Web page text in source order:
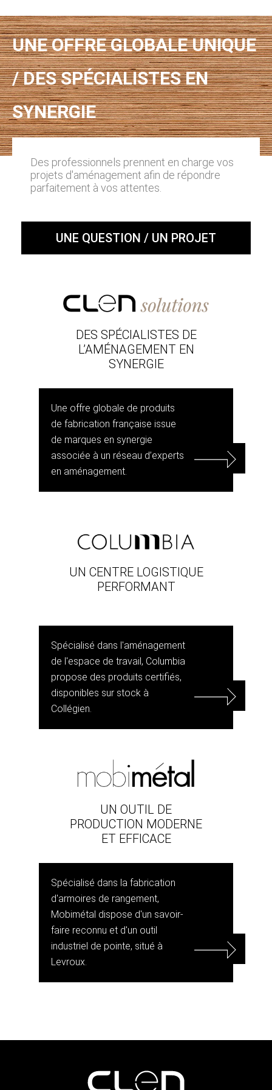
UNE OFFRE GLOBALE UNIQUE
/ DES SPÉCIALISTES EN
SYNERGIE
Des professionnels prennent en charge vos
projets d'aménagement afin de répondre
parfaitement à vos attentes.
UNE QUESTION / UN PROJET
DES SPÉCIALISTES DE
L’AMÉNAGEMENT EN
SYNERGIE
Une offre globale de produits
de fabrication française issue
de marques en synergie
associée à un réseau d’experts
en aménagement.
UN CENTRE LOGISTIQUE
PERFORMANT
Spécialisé dans l'aménagement
de l'espace de travail, Columbia
propose des produits certifiés,
disponibles sur stock à
Collégien.
UN OUTIL DE
PRODUCTION MODERNE
ET EFFICACE
Spécialisé dans la fabrication
d'armoires de rangement,
Mobimétal dispose d'un savoir-
faire reconnu et d'un outil
industriel de pointe, situé à
Levroux.